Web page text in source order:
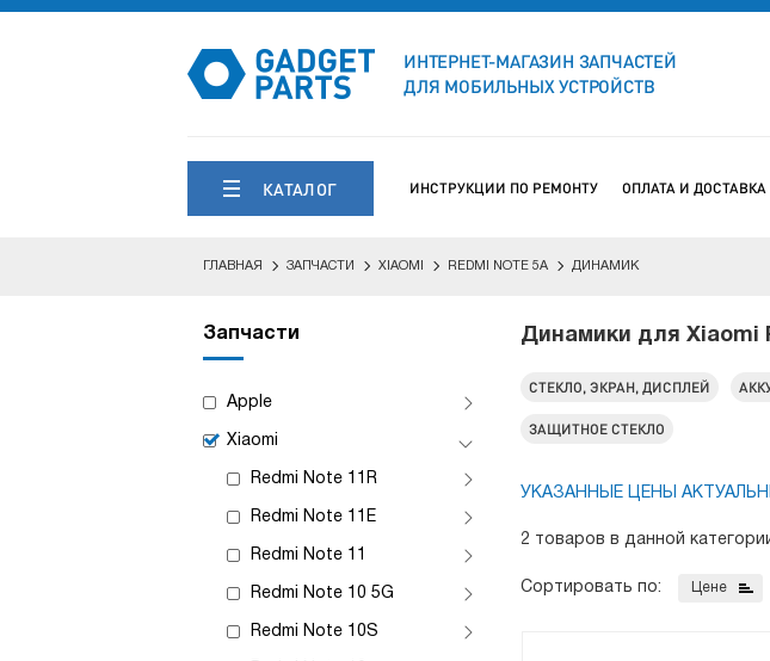
ИНТЕРНЕТ-МАГАЗИН ЗАПЧАСТЕЙ
ДЛЯ МОБИЛЬНЫХ УСТРОЙСТВ
КАТАЛОГ ИНСТРУКЦИИ ПО РЕМОНТУ ОПЛАТА И ДОСТАВКА
ГЛАВНАЯ ЗАПЧАСТИ XIAOMI REDMI NOTE 5A ДИНАМИК
Запчасти
Apple
Xiaomi
Redmi Note 11R
Redmi Note 11E
Redmi Note 11
Redmi Note 10 5G
Redmi Note 10S
Динамики для Xiaomi
СТЕКЛО, ЭКРАН, ДИСПЛЕЙ
ЗАЩИТНОЕ СТЕКЛО
УКАЗАННЫЕ ЦЕНЫ
2 товаров в данной
Сортировать по: Цене